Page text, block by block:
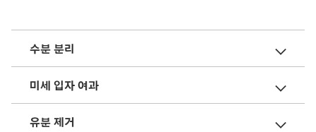
수분 분리
미세 입자 여과
유분 제거